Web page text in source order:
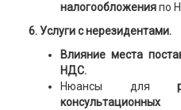
налогообложенияпо
6. Услуги с нерезидентами.
Влияние места
НДС.
Нюансы для